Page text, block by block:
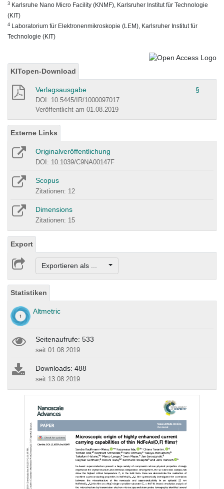
3 Karlsruhe Nano Micro Facility (KNMF), Karlsruher Institut für Technologie
(KIT)
4 Laboratorium für Elektronenmikroskopie (LEM), Karlsruher Institut für
Technologie (KIT)
KITopen-Download
Verlagsausgabe §
DOI: 10.5445/IR/1000097017
Veröffentlicht am 01.08.2019
Externe Links
Originalveröffentlichung
DOI: 10.1039/C9NA00147F
Scopus
Zitationen: 12
Dimensions
Zitationen: 15
Export
Exportieren als ...
Statistiken
Altmetric
Seitenaufrufe: 533
seit 01.08.2019
Downloads: 488
seit 13.08.2019